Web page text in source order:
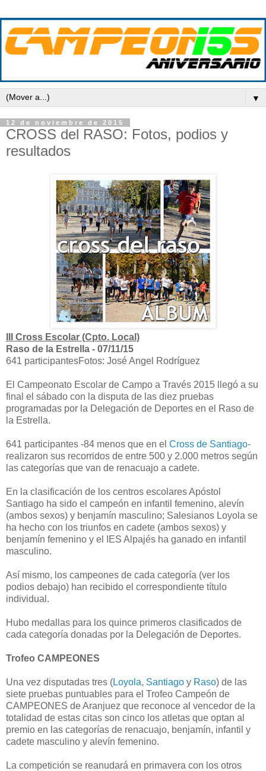
▼
12 de noviembre de 2015
CROSS del RASO: Fotos, podios y
resultados
III Cross Escolar (Cpto. Local)
Raso de la Estrella - 07/11/15
641 participantesFotos: José Angel Rodríguez
El Campeonato Escolar de Campo a Través 2015 llegó a su
final el sábado con la disputa de las diez pruebas
programadas por la Delegación de Deportes en el Raso de
la Estrella.
641 participantes -84 menos que en el Cross de Santiago-
realizaron sus recorridos de entre 500 y 2.000 metros según
las categorías que van de renacuajo a cadete.
En la clasificación de los centros escolares Apóstol
Santiago ha sido el campeón en infantil femenino, alevín
(ambos sexos) y benjamín masculino; Salesianos Loyola se
ha hecho con los triunfos en cadete (ambos sexos) y
benjamín femenino y el IES Alpajés ha ganado en infantil
masculino.
Así mismo, los campeones de cada categoría (ver los
podios debajo) han recibido el correspondiente título
individual.
Hubo medallas para los quince primeros clasificados de
cada categoría donadas por la Delegación de Deportes.
Trofeo CAMPEONES
Una vez disputadas tres (Loyola, Santiago y Raso) de las
siete pruebas puntuables para el Trofeo Campeón de
CAMPEONES de Aranjuez que reconoce al vencedor de la
totalidad de estas citas son cinco los atletas que optan al
premio en las categorías de renacuajo, benjamín, infantil y
cadete masculino y alevín femenino.
La competición se reanudará en primavera con los otros